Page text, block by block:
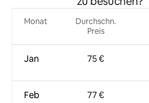
Monat
Jan
Feb
Durchschn.
Preis
75 €
77 €